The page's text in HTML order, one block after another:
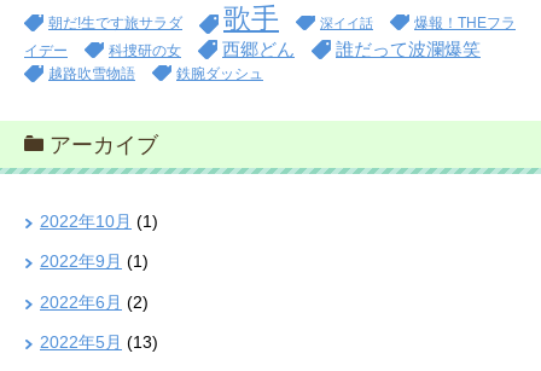
朝だ!生です旅サラダ 歌手 深イイ話
爆報！THEフラ
イデー
科捜研の女 西郷どん 誰だって波瀾爆笑
越路吹雪物語 鉄腕ダッシュ
アーカイブ
2022年10月 (1)
2022年9月 (1)
2022年6月 (2)
2022年5月 (13)